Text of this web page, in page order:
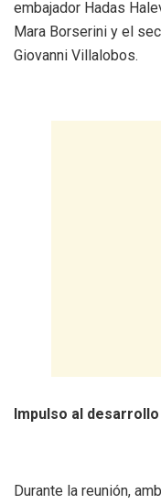
embajador Hadas
Mara Borserini y el
Giovanni Villalobos.
Impulso al
Durante la reunión,